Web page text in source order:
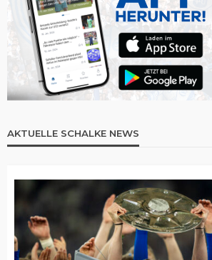
AKTUELLE SCHALKE NEWS